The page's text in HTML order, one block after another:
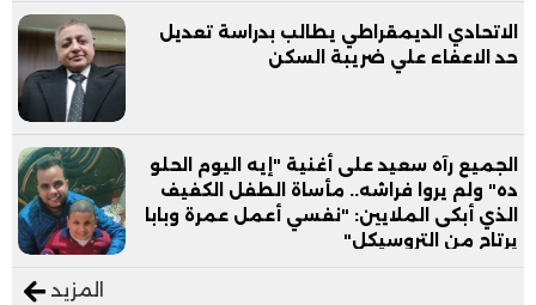
الاتحادي الديمقراطي يطالب بدراسة تعديل
حد الاعفاء علي ضريبة السكن
الجميع رآه سعيد على أغنية "إيه اليوم الحلو
ده" ولم يروا فراشه.. مأساة الطفل الكفيف
الذي أبكى الملايين: "نفسي أعمل عمرة وبابا
يرتاح من التروسيكل"
المزيد